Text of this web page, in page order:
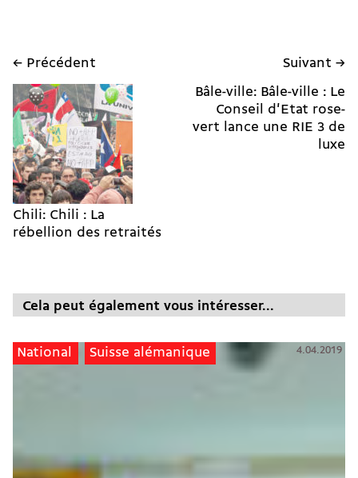
← Précédent
Chili: Chili : La
rébellion des retraités
Suivant →
Bâle-ville: Bâle-ville : Le
Conseil d'Etat rose-
vert lance une RIE 3 de
luxe
Cela peut également vous intéresser...
National Suisse alémanique 4.04.2019